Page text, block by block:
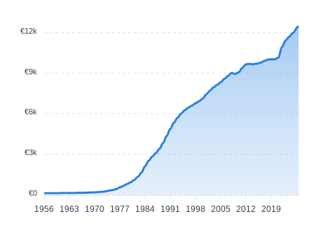
€12k
€9k
€6k
€3k
€0
1956 1963 1970 1977 1984 1991 1998 2005 2012 2019